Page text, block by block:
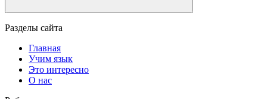
Разделы сайта
Главная
Учим язык
Это интересно
О нас